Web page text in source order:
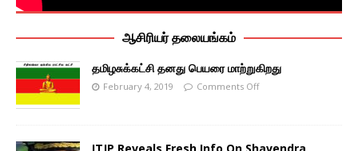
ஆசிரியர் தலையங்கம்
தமிழசுக்கட்சி தனது பெயரை மாற்றுகிறது
February 4, 2019 Comments Off